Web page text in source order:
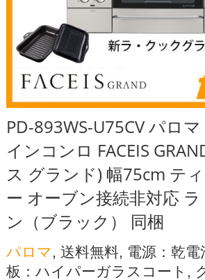
PD-893WS-U75CV パロ
インコンロ FACEIS
ス グランド) 幅75cm テ
ー オーブン接続非対応
ン（ブラック） 同梱
パロマ , 送料無料, 電源：乾
板：ハイパーガラスコート,